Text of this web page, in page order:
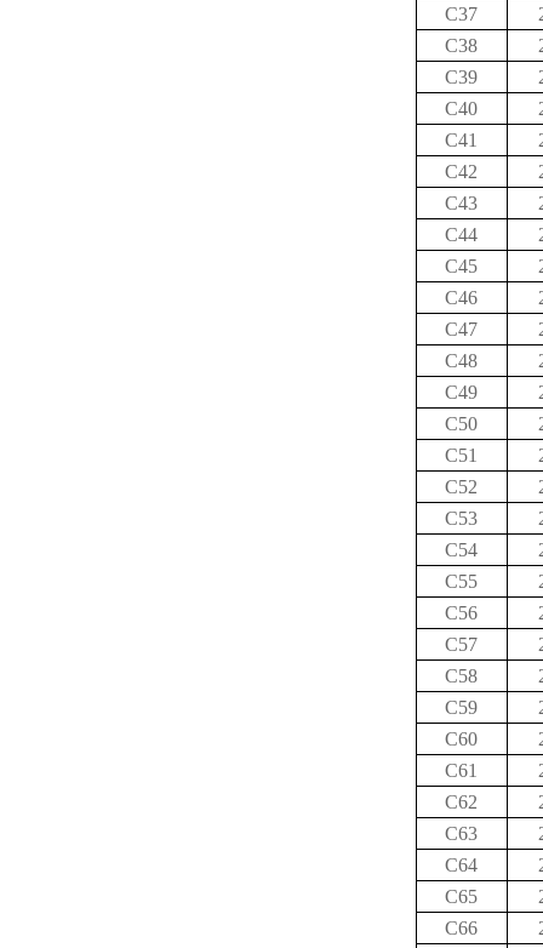
C37
C38
C39
C40
C41
C42
C43
C44
C45
C46
C47
C48
C49
C50
C51
C52
C53
C54
C55
C56
C57
C58
C59
C60
C61
C62
C63
C64
C65
C66